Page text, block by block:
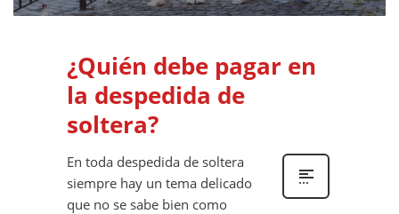
¿Quién debe pagar en
la despedida de
soltera?
En toda despedida de soltera
siempre hay un tema delicado
que no se sabe bien como